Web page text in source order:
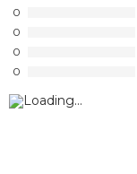
0
0
0
0